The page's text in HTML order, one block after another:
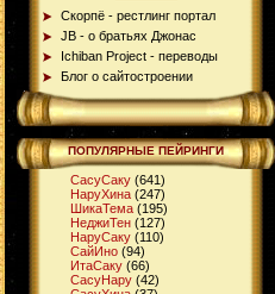
Скорпё - рестлинг портал
JB - о братьях Джонас
Ichiban Project - переводы
Блог о сайтостроении
ПОПУЛЯРНЫЕ ПЕЙРИНГИ
СасуСаку (641)
НаруХина (247)
ШикаТема (195)
НеджиТен (127)
НаруСаку (110)
СайИно (94)
ИтaСаку (66)
СасуНару (42)